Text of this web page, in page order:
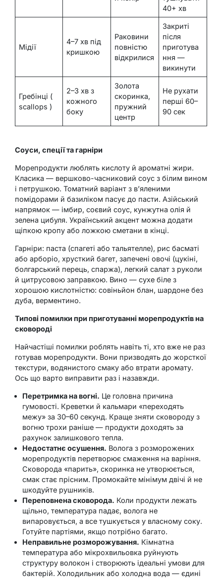
40+ хв
Мідії
4–7 хв під
кришкою
Раковини
повністю
відкрилися
Закриті
після
приготува
ння —
викинути
Гребінці (
scallops )
2–3 хв з
кожного
боку
Золота
скоринка,
пружний
центр
Не рухати
перші 60–
90 сек
Соуси, спеції та гарніри
Морепродукти люблять кислоту й ароматні жири.
Класика — вершково-часниковий соус з білим вином
і петрушкою. Томатний варіант з в’яленими
помідорами й базиліком пасує до пасти. Азійський
напрямок — імбир, соєвий соус, кунжутна олія й
зелена цибуля. Український акцент можна додати
щіпкою кропу або ложкою сметани в кінці.
Гарніри: паста (спагеті або тальятелле), рис басматі
або арборіо, хрусткий багет, запечені овочі (цукіні,
болгарський перець, спаржа), легкий салат з руколи
й цитрусовою заправкою. Вино — сухе біле з
хорошою кислотністю: совіньйон блан, шардоне без
дуба, верментино.
Типові помилки при приготуванні морепродуктів на
сковороді
Найчастіші помилки роблять навіть ті, хто вже не раз
готував морепродукти. Вони призводять до жорсткої
текстури, водянистого смаку або втрати аромату.
Ось що варто виправити раз і назавжди.
Перетримка на вогні. Це головна причина
гумовості. Креветки й кальмари «переходять
межу» за 30–60 секунд. Краще зняти сковороду з
вогню трохи раніше — продукти доходять за
рахунок залишкового тепла.
Недостатнє осушення. Волога з розморожених
морепродуктів перетворює смаження на варіння.
Сковорода «парить», скоринка не утворюється,
смак стає прісним. Промокайте мінімум двічі й не
шкодуйте рушників.
Переповнена сковорода. Коли продукти лежать
щільно, температура падає, волога не
випаровується, а все тушкується у власному соку.
Готуйте партіями, якщо потрібно багато.
Неправильне розморожування. Кімнатна
температура або мікрохвильовка руйнують
структуру волокон і створюють ідеальні умови для
бактерій. Холодильник або холодна вода — єдині